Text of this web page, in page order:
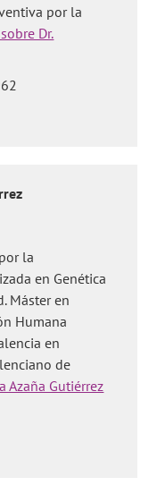
por la
Dr.
la
en Genética
Máster en
Humana
en
de
Azaña Gutiérrez